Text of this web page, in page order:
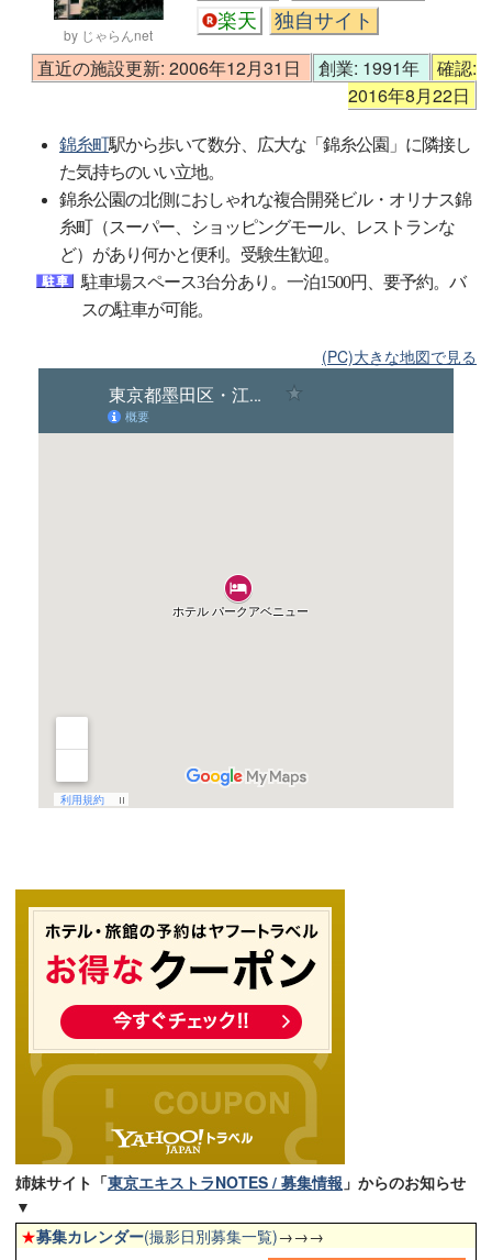
by じゃらんnet
楽天
独自サイト
直近の施設更新: 2006年12月31日 創業: 1991年
確認:
2016年8月22日
錦糸町駅から歩いて数分、広大な「錦糸公園」に隣接し
た気持ちのいい立地。
錦糸公園の北側におしゃれな複合開発ビル・オリナス錦
糸町（スーパー、ショッピングモール、レストランな
ど）があり何かと便利。受験生歓迎。
駐車場スペース3台分あり。一泊1500円、要予約。バ
スの駐車が可能。
(PC)大きな地図で見る
姉妹サイト「東京エキストラNOTES / 募集情報 」からのお知らせ
▼
★募集カレンダー(撮影日別募集一覧)→→→